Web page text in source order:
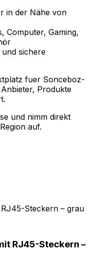
in der Nähe von
Computer, Gaming,
sichere
fuer Sonceboz-
Produkte
und nimm direkt
auf.
RJ45-Steckern –